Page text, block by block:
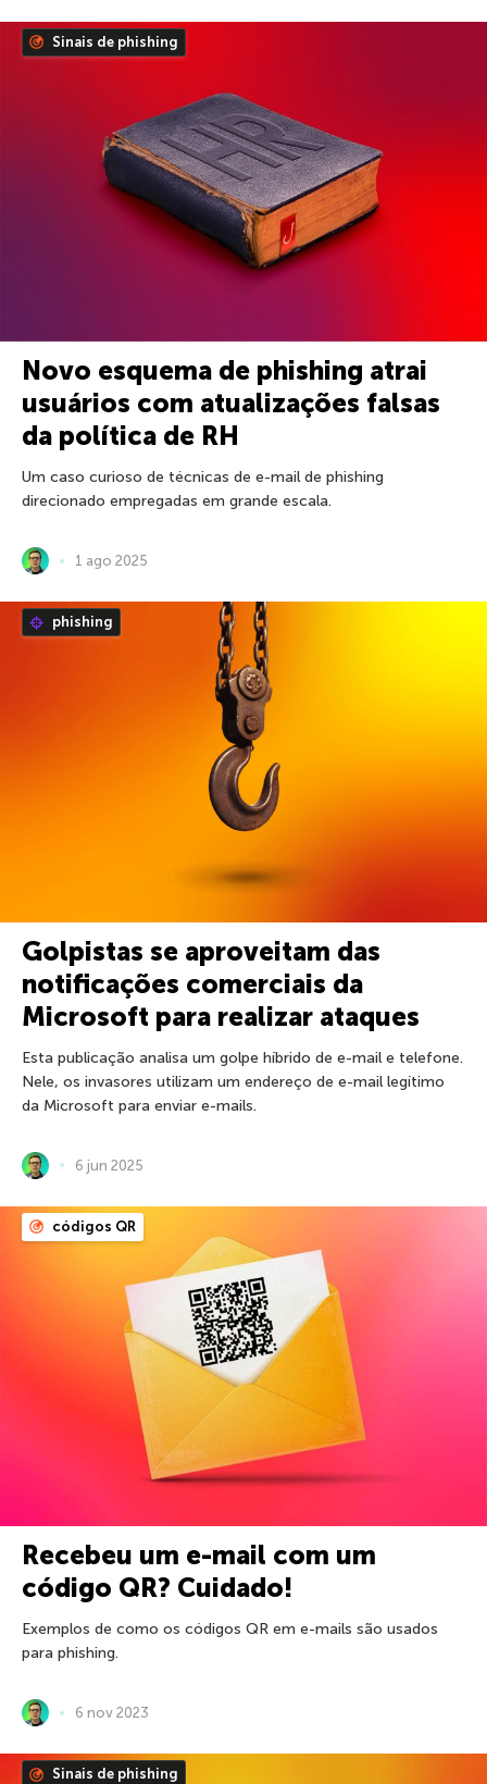
Sinais de phishing
Novo esquema de phishing atrai
usuários com atualizações falsas
da política de RH
Um caso curioso de técnicas de e-mail de phishing
direcionado empregadas em grande escala.
1 ago 2025
phishing
Golpistas se aproveitam das
notificações comerciais da
Microsoft para realizar ataques
Esta publicação analisa um golpe híbrido de e-mail e telefone.
Nele, os invasores utilizam um endereço de e-mail legítimo
da Microsoft para enviar e-mails.
6 jun 2025
códigos QR
Recebeu um e-mail com um
código QR? Cuidado!
Exemplos de como os códigos QR em e-mails são usados
para phishing.
6 nov 2023
Sinais de phishing